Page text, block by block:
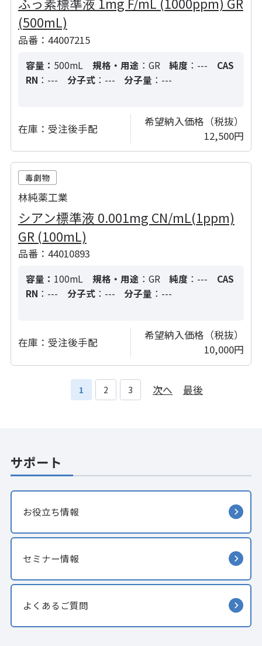
(500mL)
品番：44007215
容量： 500mL 規格・用途 ：GR 純度 ：---
CAS
RN ：--- 分子式：--- 分子量 ：---
在庫： 受注後手配
希望納入価格（税抜）
12,500円
林純薬工業
シアン標準液 0.001mg CN/mL(1ppm)
GR (100mL)
品番：44010893
容量： 100mL 規格・用途 ：GR 純度 ：---
CAS
RN ：--- 分子式：--- 分子量 ：---
在庫： 受注後手配
希望納入価格（税抜）
10,000円
1 2 3 次へ 最後
サポート
お役立ち情報
セミナー情報
よくあるご質問